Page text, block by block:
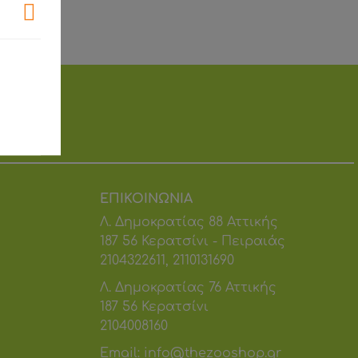
ΕΠΙΚΟΙΝΩΝIΑ
Λ. Δημοκρατίας 88 Αττικής
187 56 Κερατσίνι - Πειραιάς
2104322611, 2110131690
Λ. Δημοκρατίας 76 Αττικής
187 56 Κερατσίνι
2104008160
Email: info@thezooshop.gr